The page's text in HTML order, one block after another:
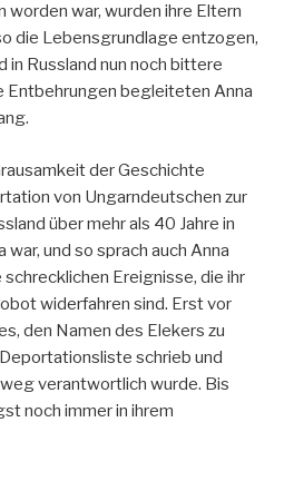
worden war, wurden ihre Eltern
die Lebensgrundlage entzogen,
in Russland nun noch bittere
Entbehrungen begleiteten Anna
der Geschichte
von Ungarndeutschen zur
über mehr als 40 Jahre in
war, und so sprach auch Anna
schrecklichen Ereignisse, die ihr
widerfahren sind. Erst vor
den Namen des Elekers zu
schrieb und
verantwortlich wurde. Bis
noch immer in ihrem